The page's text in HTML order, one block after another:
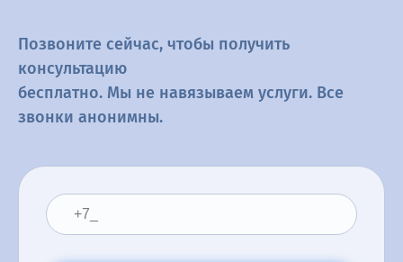
Позвоните сейчас, чтобы получить
консультацию
бесплатно. Мы не навязываем услуги. Все
звонки анонимны.